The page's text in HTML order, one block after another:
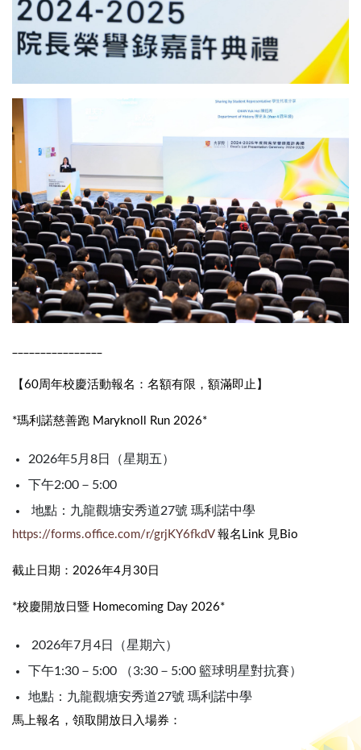
【60周年校慶活動報名：名額有限，額滿即止】
*瑪利諾慈善跑 Maryknoll Run 2026*
2026年5月8日（星期五）
下午2:00－5:00
地點：九龍觀塘安秀道27號 瑪利諾中學
https://forms.office.com/r/grjKY6fkdV報名Link 見Bio
截止日期：2026年4月30日
*校慶開放日暨 Homecoming Day 2026*
2026年7月4日（星期六）
下午1:30－5:00 （3:30－5:00 籃球明星對抗賽）
地點：九龍觀塘安秀道27號 瑪利諾中學
馬上報名，領取開放日入場券：